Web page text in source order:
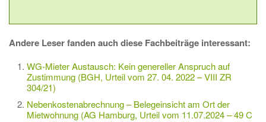
Andere Leser fanden auch diese Fachbeiträge interessant:
WG-Mieter Austausch: Kein genereller Anspruch auf
Zustimmung (BGH, Urteil vom 27. 04. 2022 – VIII ZR
304/21)
Nebenkostenabrechnung – Belegeinsicht am Ort der
Mietwohnung (AG Hamburg, Urteil vom 11.07.2024 – 49 C